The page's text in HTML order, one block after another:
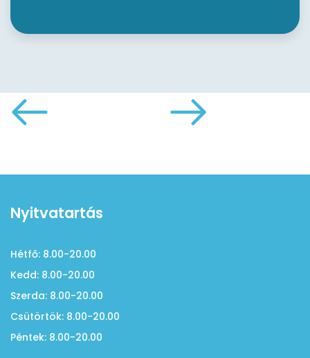
Nyitvatartás
Hétfő: 8.00-20.00
Kedd: 8.00-20.00
Szerda: 8.00-20.00
Csütörtök: 8.00-20.00
Péntek: 8.00-20.00